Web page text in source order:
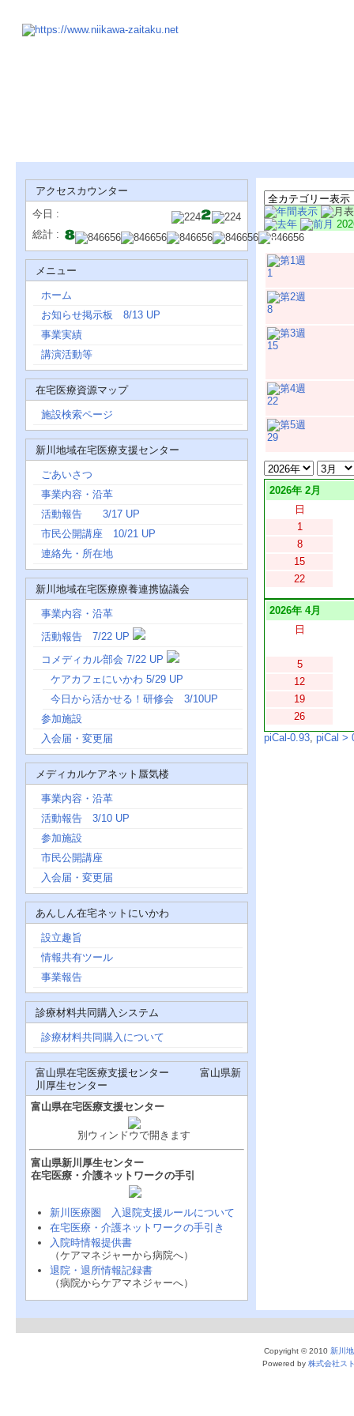
アクセスカウンター
今日 :
総計 :
メニュー
ホーム
お知らせ掲示板 8/13 UP
事業実績
講演活動等
在宅医療資源マップ
施設検索ページ
新川地域在宅医療支援センター
ごあいさつ
事業内容・沿革
活動報告 3/17 UP
市民公開講座 10/21 UP
連絡先・所在地
新川地域在宅医療療養連携協議会
事業内容・沿革
活動報告 7/22 UP
コメディカル部会 7/22 UP
ケアカフェにいかわ 5/29 UP
今日から活かせる！研修会 3/10UP
参加施設
入会届・変更届
メディカルケアネット蜃気楼
事業内容・沿革
活動報告 3/10 UP
参加施設
市民公開講座
入会届・変更届
あんしん在宅ネットにいかわ
設立趣旨
情報共有ツール
事業報告
診療材料共同購入システム
診療材料共同購入について
富山県在宅医療支援センター 富山県新
川厚生センター
富山県在宅医療支援センター
別ウィンドウで開きます
富山県新川厚生センター
在宅医療・介護ネットワークの手引
新川医療圏 入退院支援ルールについて
在宅医療・介護ネットワークの手引き
入院時情報提供書
（ケアマネジャーから病院へ）
退院・退所情報記録書
（病院からケアマネジャーへ）
日
1
8
15
22
29
2026年 2月
日
1
8
15
22
2026年 4月
日
5
12
19
26
piCal-0.93, piCal >
Copyright © 2010 新川
Powered by 株式会社ス